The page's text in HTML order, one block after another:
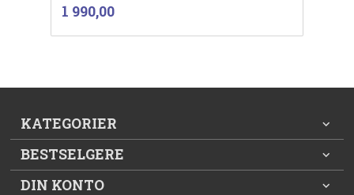
Pris
1 990,00mva.
KATEGORIER
BESTSELGERE
DIN KONTO